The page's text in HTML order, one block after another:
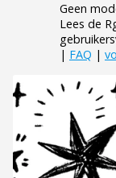
Geen
Lees de
| FAQ |